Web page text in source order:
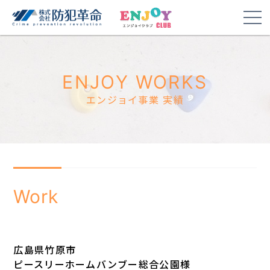
ENJOY WORKS
エンジョイ事業 実績
Work
広島県竹原市
ピースリーホームバンブー総合公園様